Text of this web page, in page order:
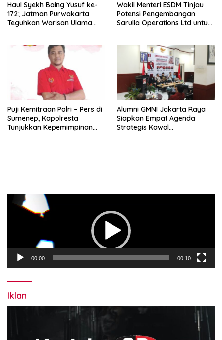
Haul Syekh Baing Yusuf ke-
172; Jatman Purwakarta
Teguhkan Warisan Ulama
Wakil Menteri ESDM Tinjau
Potensi Pengembangan
Sarulla Operations Ltd untuk
Puji Kemitraan Polri – Pers di
Sumenep, Kapolresta
Tunjukkan Kepemimpinan
Alumni GMNI Jakarta Raya
Siapkan Empat Agenda
Strategis Kawal
Pemutar
Video
00:00 00:10
Iklan